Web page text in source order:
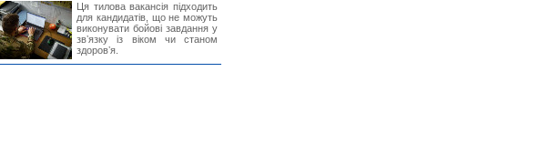
Ця тилова вакансія підходить
для кандидатів, що не можуть
виконувати бойові завдання у
звʼязку із віком чи станом
здоровʼя.